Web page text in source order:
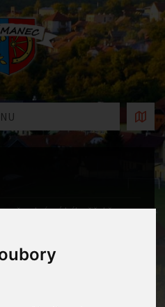
zpěv a krásný bál, přišel čas na